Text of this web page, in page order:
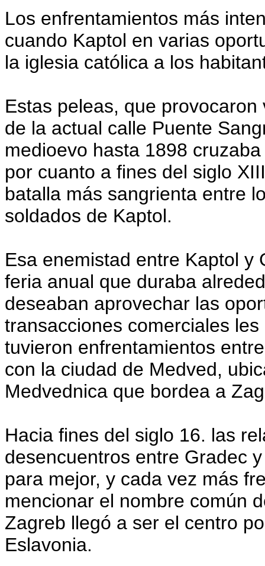
Los enfrentamientos más
cuando Kaptol en varias
la iglesia católica a los
Estas peleas, que
de la actual calle Puente
medioevo hasta 1898
por cuanto a fines del siglo
batalla más sangrienta entre
soldados de Kaptol.
Esa enemistad entre Kaptol
feria anual que duraba
deseaban aprovechar las
transacciones comerciales
tuvieron enfrentamientos
con la ciudad de Medved,
Medvednica que bordea a
Hacia fines del siglo 16. las
desencuentros entre Gradec
para mejor, y cada vez más
mencionar el nombre común
Zagreb llegó a ser el centro
Eslavonia.